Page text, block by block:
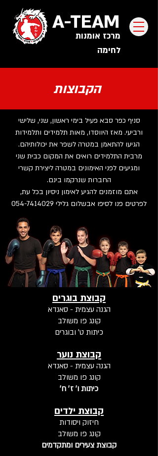
A-TEAM
מרכז אומנות
לחימה
הקבוצות
סניף כפר סבא פעיל בימי ראשון, שני, שלישי
ורביעי. מאז היווסדו, מאות תלמידים ותלמידות
הגיעו להתאמן במטרה לשפר את יכולותיהם.
מרבית התלמידים רואים את המקום כבית שני
ומגיעים לפני האימונים במטרה ליצירת קשרי
החברות שנרקמו בינם.
אתם מוזמנים להגיע לאימון ניסיון בכל עת,
לפרטים פנו לסיפו אבשלום גלילי 054-7414029
קבוצת בוגרים
הגנה עצמית - סאנדא
קונג פו משולב
כיתות ט׳ ובוגרים
קבוצת נוער
הגנה עצמית - סאנדא
קונג פו משולב
כיתות ו׳ ז׳ ח׳
קבוצת ילדים
חיזוק ויסודות
קונג פו משולב
קבוצת צעירים ומתקדמים